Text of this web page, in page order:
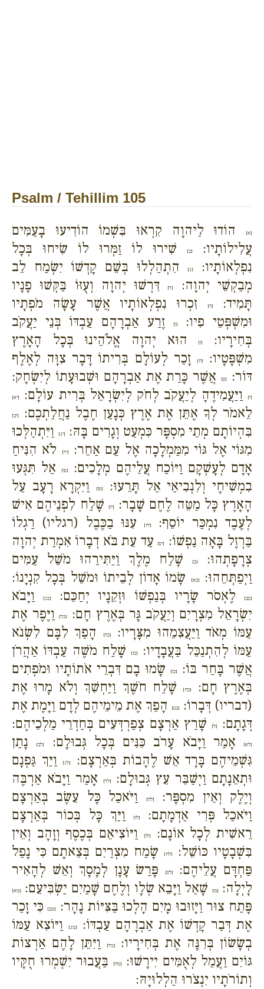
Psalm / Tehillim 105
{א}
הוֹדוּ לַיהוָה קִרְאוּ בִּשְׁמוֹ הוֹדִיעוּ בָעַמִּים
עֲלִילוֹתָיו:
{ב}
שִׁירוּ לוֹ זַמְּרוּ לוֹ שִׂיחוּ בְּכָל
נִפְלְאוֹתָיו:
{ג}הִתְהַלְלוּ בְּשֵׁם קָדְשׁוֹ יִשְׂמַח לֵב
מְבַקְשֵׁי יְהוָה:
{ד}דִּרְשׁוּ יְהוָה וְעֻזּוֹ בַּקְּשׁוּ פָנָיו
תָּמִיד:{ה}
זִכְרוּ נִפְלְאוֹתָיו אֲשֶׁר עָשָׂה מֹפְתָיו
וּמִשְׁפְּטֵי פִיו:{ו}
זֶרַע אַבְרָהָם עַבְדּוֹ בְּנֵי יַעֲקֹב
בְּחִירָיו:
{ז}הוּא יְהוָה אֱלֹהֵינוּ בְּכָל הָאָרֶץ
מִשְׁפָּטָיו:{ח}
זָכַר לְעוֹלָם בְּרִיתוֹ דָּבָר צִוָּה לְאֶלֶף
דּוֹר:
{ט}אֲשֶׁר כָּרַת אֶת אַבְרָהָם וּשְׁבוּעָתוֹ לְיִשְׂחָק:
{י} וַיַּעֲמִידֶהָ לְיַעֲקֹב לְחֹק לְיִשְׂרָאֵל בְּרִית עוֹלָם: {יא}
לֵאמֹר לְךָ אֶתֵּן אֶת אֶרֶץ כְּנָעַן חֶבֶל נַחֲלַתְכֶם: {יב}
בִּהְיוֹתָם מְתֵי מִסְפָּר כִּמְעַט וְגָרִים בָּהּ:{יג}
וַיִּתְהַלְּכוּ
מִגּוֹי אֶל גּוֹי מִמַּמְלָכָה אֶל עַם אַחֵר:{יד}
לֹא הִנִּיחַ
אָדָם לְעָשְׁקָם וַיּוֹכַח עֲלֵיהֶם מְלָכִים:
{טו}אַל תִּגְּעוּ
בִמְשִׁיחָי וְלִנְבִיאַי אַל תָּרֵעוּ:
{טז}וַיִּקְרָא רָעָב עַל
הָאָרֶץ כָּל מַטֵּה לֶחֶם שָׁבָר:{יז}
שָׁלַח לִפְנֵיהֶם אִישׁ
לְעֶבֶד נִמְכַּר יוֹסֵף:
{יח}עִנּוּ בַכֶּבֶל (רגליו) רַגְלוֹ
בַּרְזֶל בָּאָה נַפְשׁוֹ:
{יט}עַד עֵת בֹּא דְבָרוֹ אִמְרַת יְהוָה
צְרָפָתְהוּ:
{כ}
שָׁלַח מֶלֶךְ וַיַּתִּירֵהוּ מֹשֵׁל עַמִּים
וַיְפַתְּחֵהוּ:{כא} שָׂמוֹ אָדוֹן לְבֵיתוֹ וּמֹשֵׁל בְּכָל קִנְיָנוֹ:
{כב}לֶאְסֹר שָׂרָיו בְּנַפְשׁוֹ וּזְקֵנָיו יְחַכֵּם: {כג}וַיָּבֹא
יִשְׂרָאֵל מִצְרָיִם וְיַעֲקֹב גָּר בְּאֶרֶץ חָם:
{כד}וַיֶּפֶר אֶת
עַמּוֹ מְאֹד וַיַּעֲצִמֵהוּ מִצָּרָיו:{כה}
הָפַךְ לִבָּם לִשְׂנֹא
עַמּוֹ לְהִתְנַכֵּל בַּעֲבָדָיו:
{כו}שָׁלַח מֹשֶׁה עַבְדּוֹ אַהֲרֹן
אֲשֶׁר בָּחַר בּוֹ:
{כז}
שָׂמוּ בָם דִּבְרֵי אֹתוֹתָיו וּמֹפְתִים
בְּאֶרֶץ חָם:
{כח}שָׁלַח חֹשֶׁךְ וַיַּחְשִׁךְ וְלֹא מָרוּ אֶת
(דבריו) דְּבָרוֹ:
{כט}
הָפַךְ אֶת מֵימֵיהֶם לְדָם וַיָּמֶת אֶת
דְּגָתָם:{ל} שָׁרַץ אַרְצָם צְפַרְדְּעִים בְּחַדְרֵי מַלְכֵיהֶם:
{לא} אָמַר וַיָּבֹא עָרֹב כִּנִּים בְּכָל גְּבוּלָם: {לב}נָתַן
גִּשְׁמֵיהֶם בָּרָד אֵשׁ לֶהָבוֹת בְּאַרְצָם:
{לג}וַיַּךְ גַּפְנָם
וּתְאֵנָתָם וַיְשַׁבֵּר עֵץ גְּבוּלָם:{לד}
אָמַר וַיָּבֹא אַרְבֶּה
וְיֶלֶק וְאֵין מִסְפָּר:{לה}
וַיֹּאכַל כָּל עֵשֶׂב בְּאַרְצָם
וַיֹּאכַל פְּרִי אַדְמָתָם:
{לו}וַיַּךְ כָּל בְּכוֹר בְּאַרְצָם
רֵאשִׁית לְכָל אוֹנָם:{לז}
וַיּוֹצִיאֵם בְּכֶסֶף וְזָהָב וְאֵין
בִּשְׁבָטָיו כּוֹשֵׁל:
{לח}
שָׂמַח מִצְרַיִם בְּצֵאתָם כִּי נָפַל
פַּחְדָּם עֲלֵיהֶם:{לט}
פָּרַשׂ עָנָן לְמָסָךְ וְאֵשׁ לְהָאִיר
לָיְלָה:{מ} שָׁאַל וַיָּבֵא שְׂלָו וְלֶחֶם שָׁמַיִם יַשְׂבִּיעֵם: {מא}
פָּתַח צוּר וַיָּזוּבוּ מָיִם הָלְכוּ בַּצִּיּוֹת נָהָר: {מב}כִּי זָכַר
אֶת דְּבַר קָדְשׁוֹ אֶת אַבְרָהָם עַבְדּוֹ:
{מג}
וַיּוֹצִא עַמּוֹ
בְשָׂשׂוֹן בְּרִנָּה אֶת בְּחִירָיו:{מד}
וַיִּתֵּן לָהֶם אַרְצוֹת
גּוֹיִם וַעֲמַל לְאֻמִּים יִירָשׁוּ:{מה}
בַּעֲבוּר יִשְׁמְרוּ חֻקָּיו
וְתוֹרֹתָיו יִנְצֹרוּ הַלְלוּיָהּ: